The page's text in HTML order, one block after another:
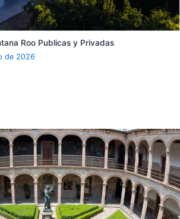
Roo Publicas y Privadas
de 2026